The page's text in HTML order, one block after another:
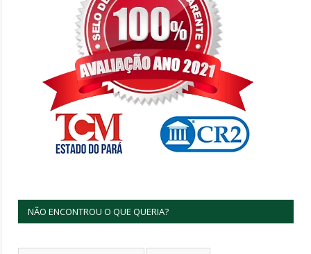
NÃO ENCONTROU O QUE QUERIA?